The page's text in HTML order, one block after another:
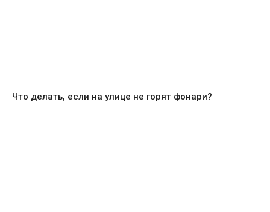
Что делать, если на улице не горят фонари?